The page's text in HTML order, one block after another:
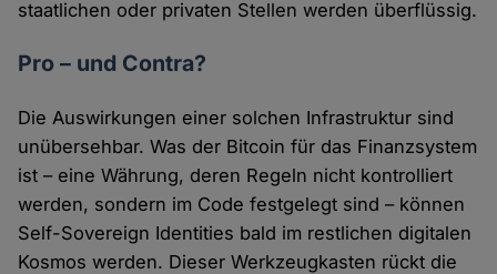
staatlichen oder privaten Stellen werden überflüssig.
Pro – und Contra?
Die Auswirkungen einer solchen Infrastruktur sind
unübersehbar. Was der Bitcoin für das Finanzsystem
ist – eine Währung, deren Regeln nicht kontrolliert
werden, sondern im Code festgelegt sind – können
Self-Sovereign Identities bald im restlichen digitalen
Kosmos werden. Dieser Werkzeugkasten rückt die